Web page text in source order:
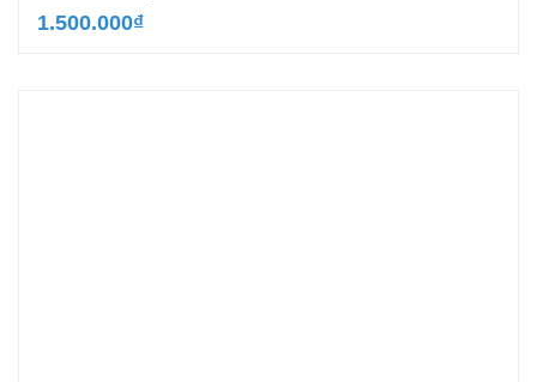
1.500.000₫